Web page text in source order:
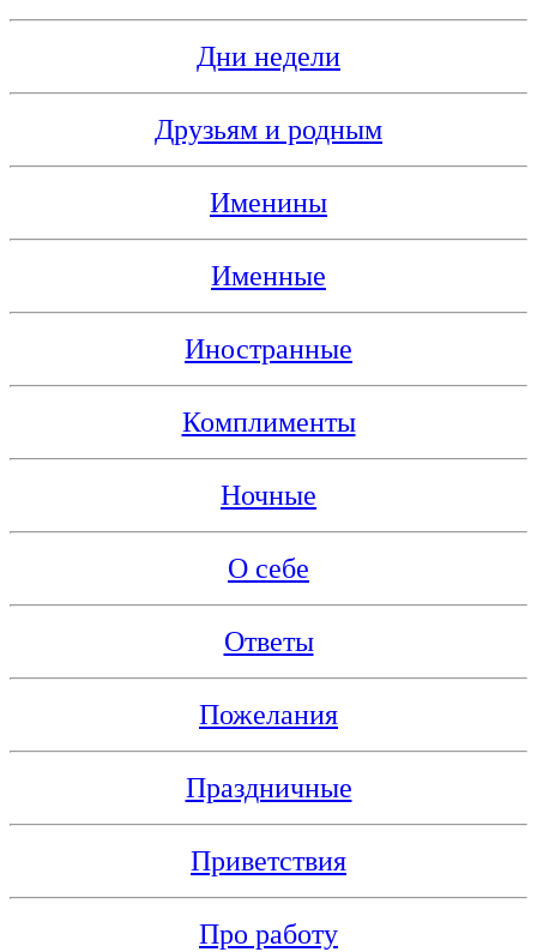
Дни недели
Друзьям и родным
Именины
Именные
Иностранные
Комплименты
Ночные
О себе
Ответы
Пожелания
Праздничные
Приветствия
Про работу